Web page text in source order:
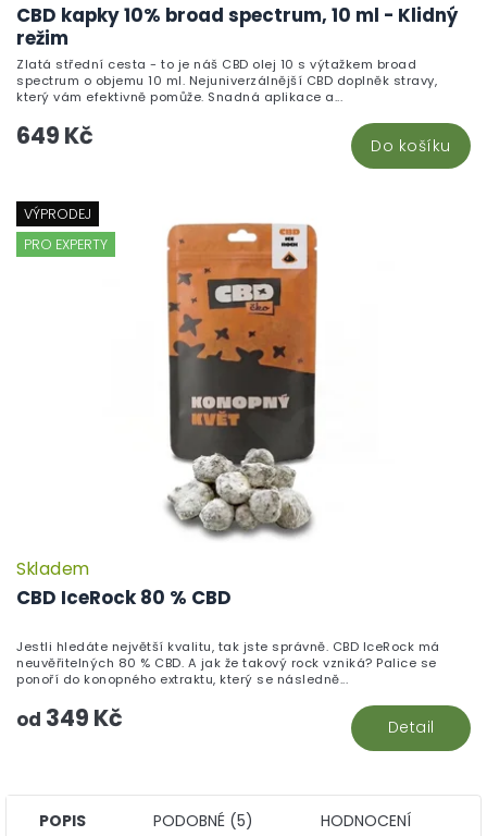
CBD kapky 10% broad spectrum, 10 ml - Klidný
režim
649 Kč Do košíku
Zlatá střední cesta - to je náš CBD olej 10 s výtažkem broad
spectrum o objemu 10 ml. Nejuniverzálnější CBD doplněk stravy,
který vám efektivně pomůže. Snadná aplikace a...
VÝPRODEJ
PRO EXPERTY
CBD IceRock 80 % CBD
Skladem
od 349 Kč Detail
Jestli hledáte největší kvalitu, tak jste správně. CBD IceRock má
neuvěřitelných 80 % CBD. A jak že takový rock vzniká? Palice se
ponoří do konopného extraktu, který se následně...
POPIS PODOBNÉ (5) HODNOCENÍ